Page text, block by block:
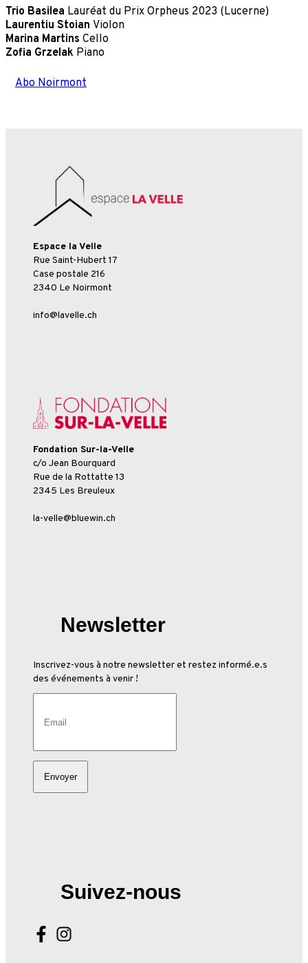
Trio Basilea Lauréat du Prix Orpheus 2023 (Lucerne)
Laurentiu Stoian Violon
Marina Martins Cello
Zofia Grzelak Piano
Abo Noirmont
Espace la Velle
Rue Saint-Hubert 17
Case postale 216
2340 Le Noirmont
info@lavelle.ch
Fondation Sur-la-Velle
c/o Jean Bourquard
Rue de la Rottatte 13
2345 Les Breuleux
la-velle@bluewin.ch
Newsletter
Inscrivez-vous à notre newsletter et restez informé.e.s
des événements à venir !
Suivez-nous